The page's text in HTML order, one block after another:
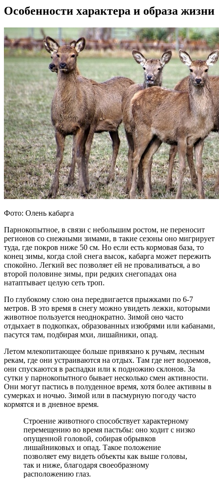
Особенности характера и образа жизни
Фото: Олень кабарга
Парнокопытное, в связи с небольшим ростом, не переносит
регионов со снежными зимами, в такие сезоны оно мигрирует
туда, где покров ниже 50 см. Но если есть кормовая база, то
конец зимы, когда слой снега высок, кабарга может пережить
спокойно. Легкий вес позволяет ей не проваливаться, а во
второй половине зимы, при редких снегопадах она
натаптывает целую сеть троп.
По глубокому слою она передвигается прыжками по 6-7
метров. В это время в снегу можно увидеть лежки, которыми
животное пользуется неоднократно. Зимой оно часто
отдыхает в подкопках, образованных изюбрями или кабанами,
пасутся там, подбирая мхи, лишайники, опад.
Летом млекопитающее больше привязано к ручьям, лесным
рекам, где они устраиваются на отдых. Там где нет водоемов,
они спускаются в распадки или к подножию склонов. За
сутки у парнокопытного бывает несколько смен активности.
Они могут пастись в полуденное время, хотя более активны в
сумерках и ночью. Зимой или в пасмурную погоду часто
кормятся и в дневное время.
Строение животного способствует характерному
перемещению во время пастьбы: оно ходит с низко
опущенной головой, собирая обрывков
лишайниковых и опад. Такое положение
позволяет ему видеть объекты как выше головы,
так и ниже, благодаря своеобразному
расположению глаз.